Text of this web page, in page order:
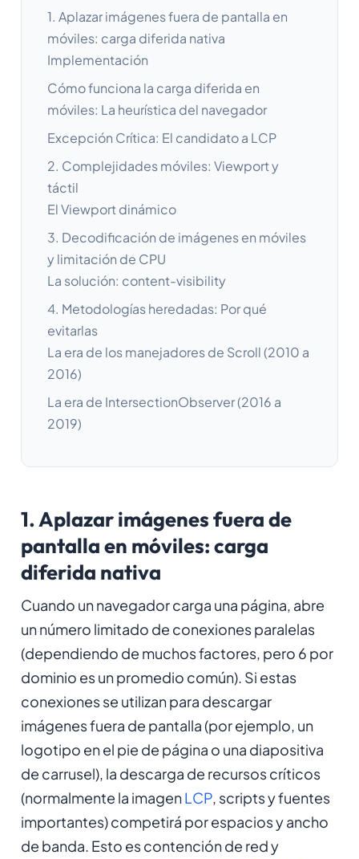
1. Aplazar imágenes fuera de pantalla en
móviles: carga diferida nativa
Implementación
Cómo funciona la carga diferida en
móviles: La heurística del navegador
Excepción Crítica: El candidato a LCP
2. Complejidades móviles: Viewport y
táctil
El Viewport dinámico
3. Decodificación de imágenes en móviles
y limitación de CPU
La solución: content-visibility
4. Metodologías heredadas: Por qué
evitarlas
La era de los manejadores de Scroll (2010 a
2016)
La era de IntersectionObserver (2016 a
2019)
1. Aplazar imágenes fuera de
pantalla en móviles: carga
diferida nativa
Cuando un navegador carga una página, abre
un número limitado de conexiones paralelas
(dependiendo de muchos factores, pero 6 por
dominio es un promedio común). Si estas
conexiones se utilizan para descargar
imágenes fuera de pantalla (por ejemplo, un
logotipo en el pie de página o una diapositiva
de carrusel), la descarga de recursos críticos
(normalmente la imagenLCP, scripts y fuentes
importantes) competirá por espacios y ancho
de banda. Esto es contención de red y